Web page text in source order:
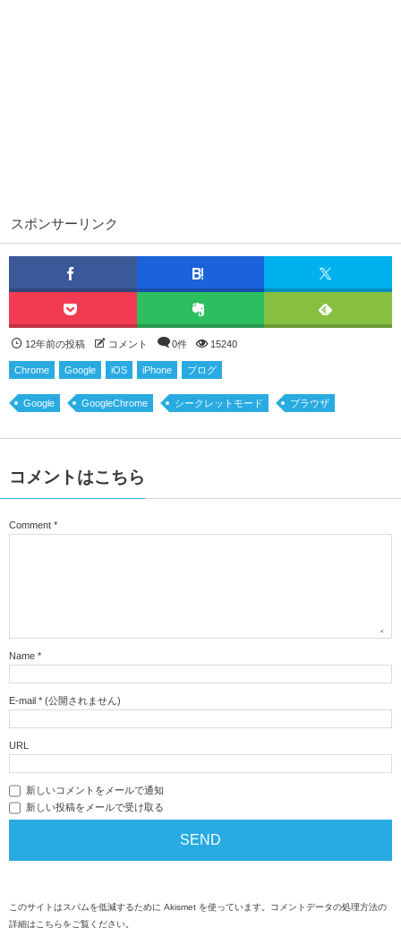
スポンサーリンク
12年前の投稿 コメント 0件 15240
Chrome Google iOS iPhone ブログ
Google GoogleChrome シークレットモード ブラウザ
コメントはこちら
Comment *
Name *
E-mail * (公開されません)
URL
新しいコメントをメールで通知
新しい投稿をメールで受け取る
このサイトはスパムを低減するために Akismet を使っています。 コメントデータの処理方法の
詳細はこちらをご覧ください。